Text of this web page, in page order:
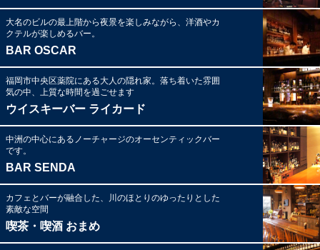
大名のビルの最上階から夜景を楽しみながら、洋酒やカ
クテルが楽しめるバー。
BAR OSCAR
福岡市中央区薬院にある大人の隠れ家。落ち着いた雰囲
気の中、上質な時間を過ごせます
ウイスキーバー ライカード
中洲の中心にあるノーチャージのオーセンティックバー
です。
BAR SENDA
カフェとバーが融合した、川のほとりのゆったりとした
素敵な空間
喫茶・喫酒 おまめ